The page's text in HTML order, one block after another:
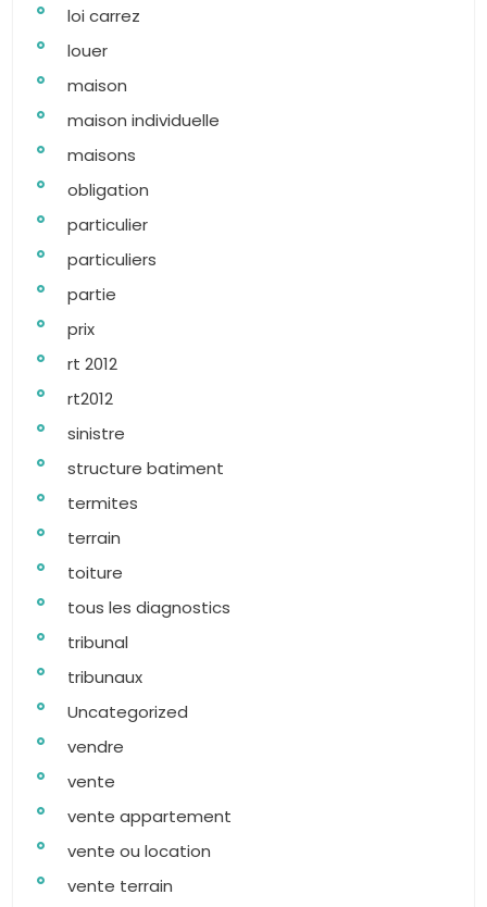
loi carrez
louer
maison
maison individuelle
maisons
obligation
particulier
particuliers
partie
prix
rt 2012
rt2012
sinistre
structure batiment
termites
terrain
toiture
tous les diagnostics
tribunal
tribunaux
Uncategorized
vendre
vente
vente appartement
vente ou location
vente terrain